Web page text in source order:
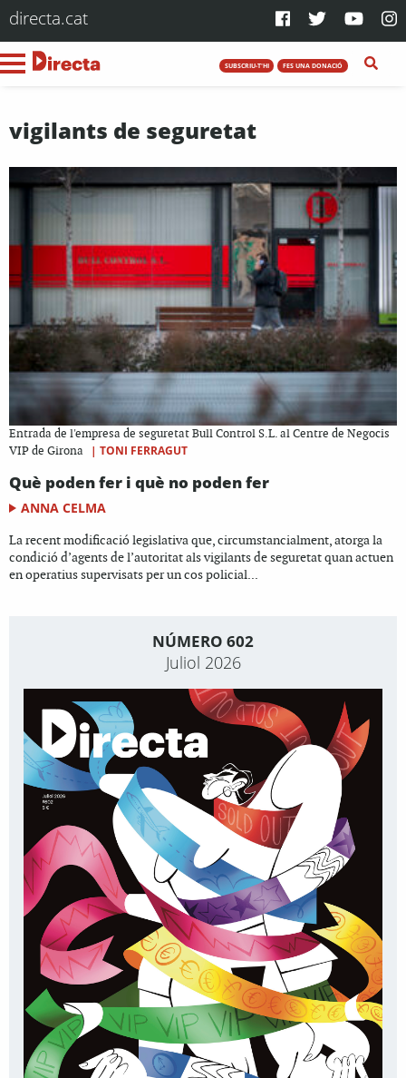
directa.cat
SUBSCRIU-T'HI FES UNA DONACIÓ
vigilants de seguretat
Entrada de l'empresa de seguretat Bull Control S.L. al Centre de Negocis
VIP de Girona
| TONI FERRAGUT
Què poden fer i què no poden fer
ANNA CELMA
La recent modificació legislativa que, circumstancialment, atorga la
condició d’agents de l’autoritat als vigilants de seguretat quan actuen
en operatius supervisats per un cos policial...
NÚMERO 602
Juliol 2026